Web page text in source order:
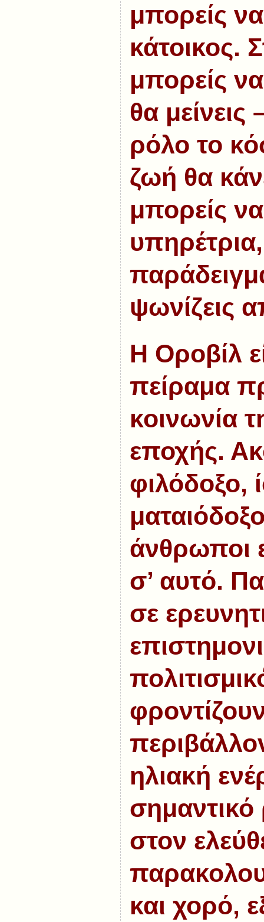
μπορείς
κάτοικος.
μπορείς
θα μείνεις
ρόλο το
ζωή θα
μπορείς να
ψωνίζεις
Η Οροβίλ
πείραμα
κοινωνία
εποχής.
φιλόδοξο,
άνθρωποι
σ’ αυτό.
σε
ηλιακή
στον
και χορό,